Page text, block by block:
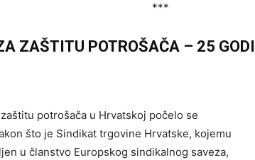
***
ZAŠTITU POTROŠAČA – 25
potrošača u Hrvatskoj počelo se
što je Sindikat trgovine Hrvatske, kojemu
u članstvo Europskog sindikalnog saveza,